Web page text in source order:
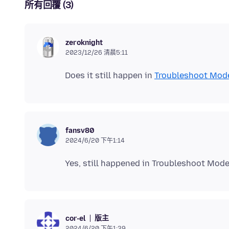
所有回覆 (3)
zeroknight
2023/12/26 清晨5:11
Does it still happen in Troubleshoot
fansv80
2024/6/20 下午1:14
cor-el 版主